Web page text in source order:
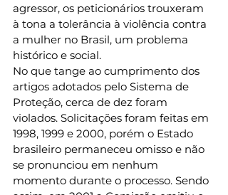
agressor, os peticionários trouxeram
à tona a tolerância à violência contra
a mulher no Brasil, um problema
histórico e social.
No que tange ao cumprimento dos
artigos adotados pelo Sistema de
Proteção, cerca de dez foram
violados. Solicitações foram feitas em
1998, 1999 e 2000, porém o Estado
brasileiro permaneceu omisso e não
se pronunciou em nenhum
momento durante o processo. Sendo